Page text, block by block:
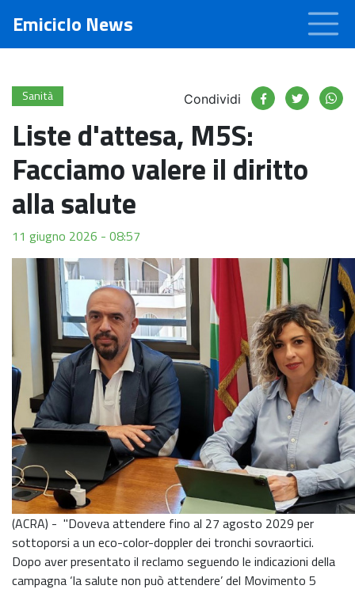
Emiciclo News
Sanità Condividi
Liste d'attesa, M5S:
Facciamo valere il diritto
alla salute
11 giugno 2026 - 08:57
(ACRA) - "Doveva attendere fino al 27 agosto 2029 per
sottoporsi a un eco-color-doppler dei tronchi sovraortici.
Dopo aver presentato il reclamo seguendo le indicazioni della
campagna ‘la salute non può attendere’ del Movimento 5